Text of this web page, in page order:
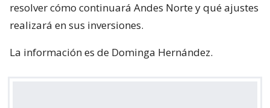
resolver cómo continuará Andes Norte y qué ajustes
realizará en sus inversiones.
La información es de Dominga Hernández.